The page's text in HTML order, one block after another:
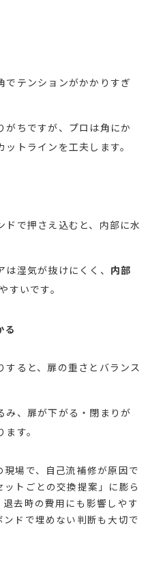
でテンションがかかりすぎ
がちですが、プロは角にか
トラインを工夫します。
で押さえ込むと、内部に水
湿気が抜けにくく、 内部
すいです。
る
ると、扉の重さとバランス
み、扉が下がる・閉まりが
す。
場で、自己流補修が原因で
ットごとの交換提案」に膨ら
去時の費用にも影響しやす
ドで埋めない判断も大切で